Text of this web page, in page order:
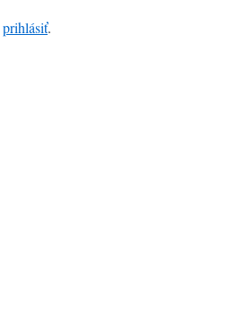
prihlásiť.